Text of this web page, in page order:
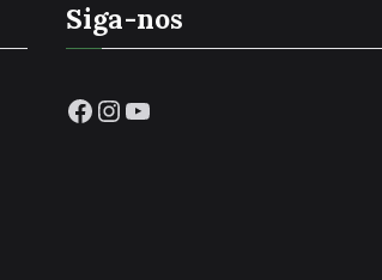
Siga-nos
Facebook
Instagram
YouTube